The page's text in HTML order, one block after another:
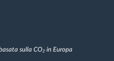
sulla CO₂ in Europa